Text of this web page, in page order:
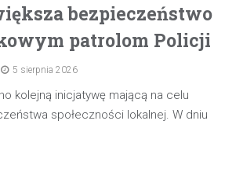
bezpieczeństwo
patrolom Policji
5 sierpnia 2026
kolejną inicjatywę mającą na celu
społeczności lokalnej. W dniu